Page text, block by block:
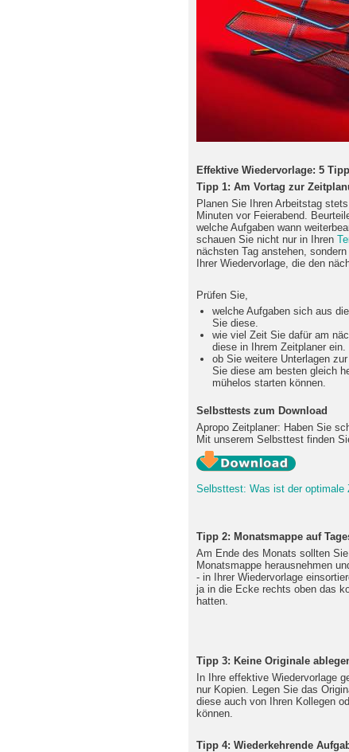
Effektive Wiedervorlage: 5
Tipp 1: Am Vortag zur
Planen Sie Ihren Arbeitstag
Minuten vor Feierabend.
welche Aufgaben wann
schauen Sie nicht nur in Ihren
nächsten Tag anstehen,
Ihrer Wiedervorlage, die den
Prüfen Sie,
welche Aufgaben sich aus
Sie diese.
wie viel Zeit Sie dafür am
diese in Ihrem Zeitplaner ein.
ob Sie weitere Unterlagen
Sie diese am besten gleich
mühelos starten können.
Selbsttests zum Download
Apropo Zeitplaner: Haben Sie
Mit unserem Selbsttest finden
Selbsttest: Was ist der optimale
Tipp 2: Monatsmappe auf
Am Ende des Monats sollten
Monatsmappe herausnehmen
- in Ihrer Wiedervorlage
ja in die Ecke rechts oben das
hatten.
Tipp 3: Keine Originale
In Ihre effektive Wiedervorlage
nur Kopien. Legen Sie das
diese auch von Ihren Kollegen
können.
Tipp 4: Wiederkehrende